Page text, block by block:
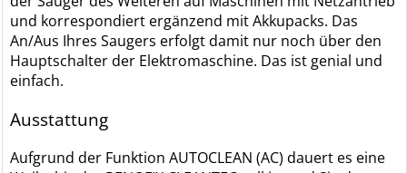
und korrespondiert ergänzend mit Akkupacks. Das
An/Aus Ihres Saugers erfolgt damit nur noch über den
Hauptschalter der Elektromaschine. Das ist genial und
einfach.
Ausstattung
Aufgrund der Funktion AUTOCLEAN (AC) dauert es eine